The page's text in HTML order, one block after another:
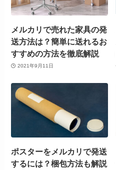
メルカリで売れた家具の発
送方法は？簡単に送れるお
すすめの方法を徹底解説
2021年9月11日
ポスターをメルカリで発送
するには？梱包方法も解説